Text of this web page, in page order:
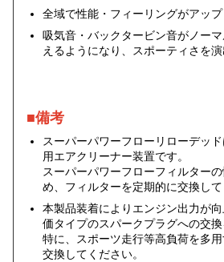
全域で性能・フィーリングがアップ
吸気音・バックタービン音がノー
えるようになり、スポーティさを演
■備考
スーパーパワーフローリローデッ
用エアクリーナー装置です。
スーパーパワーフローフィルター
め、フィルターを定期的に交換して
本製品装着によりエンジン出力が
価タイプのスパークプラグへの交換
特に、スポーツ走行等高負荷を多
交換してください。